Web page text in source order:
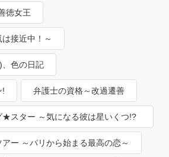
徳女王
接近中！～
、色の日記
! 弁護士の資格～改過遷善
★スター ～気になる彼は星いくつ!?
ー ～パリから始まる最高の恋～